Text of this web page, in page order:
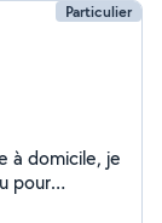
Particulier
pour